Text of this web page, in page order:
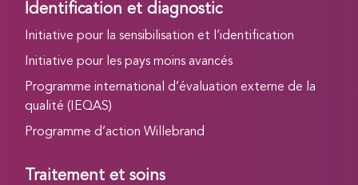
Identification et diagnostic
Initiative pour la sensibilisation et l’identification
Initiative pour les pays moins avancés
Programme international d’évaluation externe de la
qualité (IEQAS)
Programme d’action Willebrand
Traitement et soins